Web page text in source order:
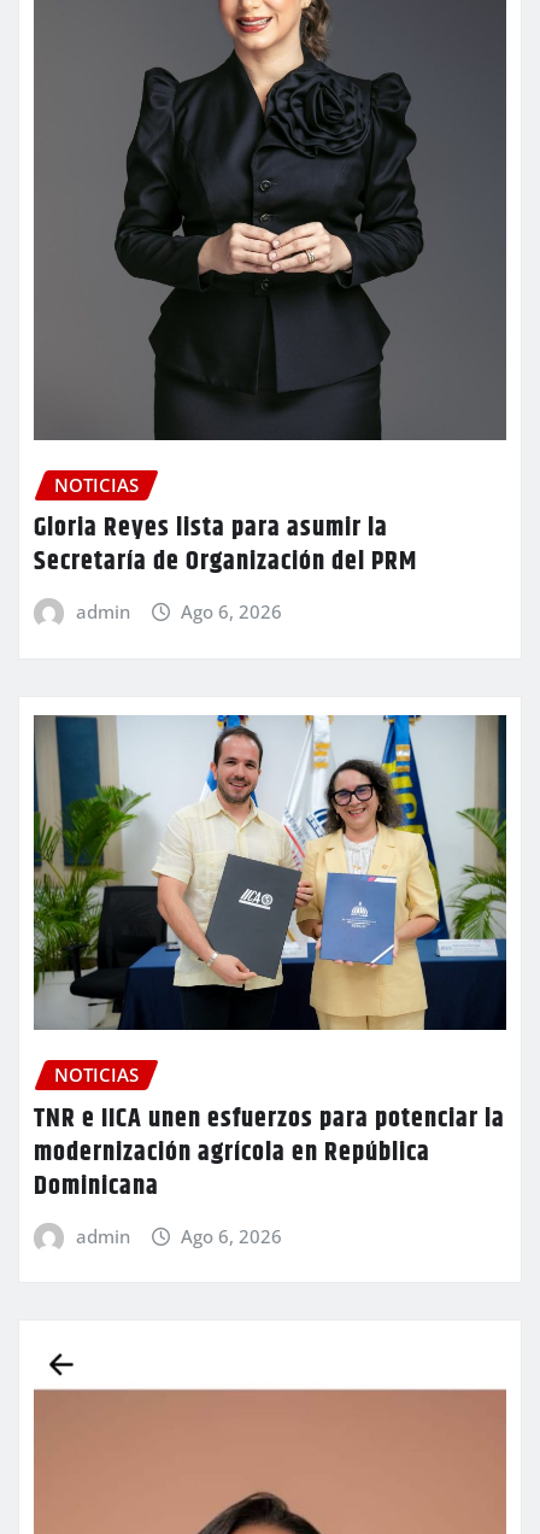
NOTICIAS
Gloria Reyes lista para asumir la
Secretaría de Organización del PRM
admin Ago 6, 2026
NOTICIAS
TNR e IICA unen esfuerzos para potenciar la
modernización agrícola en República
Dominicana
admin Ago 6, 2026